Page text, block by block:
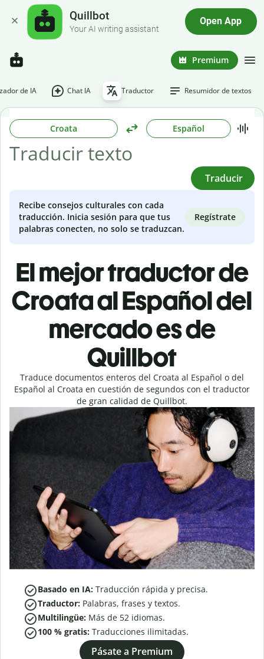
Quillbot
Your AI writing assistant
Open App
Premium
de IA Chat IA Traductor Resumidor de textos
Croata Español
Traducir
Recibe consejos culturales con cada
traducción. Inicia sesión para que tus
palabras conecten, no solo se traduzcan.
Regístrate
El mejor traductor de
Croata al Español del
mercado es de
Quillbot
Traduce documentos enteros del Croata al Español o del
Español al Croata en cuestión de segundos con el traductor
de gran calidad de Quillbot.
Basado en IA: Traducción rápida y precisa.
Traductor: Palabras, frases y textos.
Multilingüe: Más de 52 idiomas.
100 % gratis: Traducciones ilimitadas.
Pásate a Premium